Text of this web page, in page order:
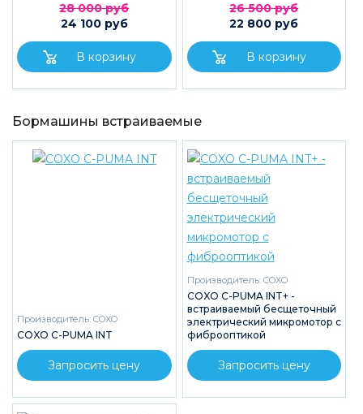
28 000 руб
24 100 руб
26 500 руб
22 800 руб
Бормашины встраиваемые
Производитель: COXO
COXO C-PUMA INT
Запросить цену
Производитель: COXO
COXO C-PUMA INT+ -
встраиваемый бесщеточный
электрический микромотор с
фиброоптикой
Запросить цену